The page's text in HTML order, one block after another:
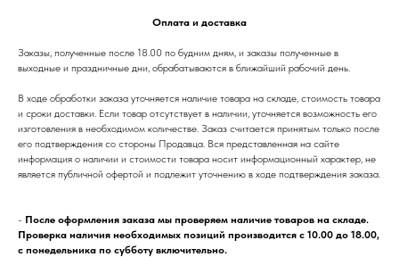
Оплата и доставка
Заказы, полученные после 18.00 по будним дням, и заказы полученные в
выходные и праздничные дни, обрабатываются в ближайший рабочий день.
В ходе обработки заказа уточняется наличие товара на складе, стоимость товара
и сроки доставки. Если товар отсутствует в наличии, уточняется возможность его
изготовления в необходимом количестве. Заказ считается принятым только после
его подтверждения со стороны Продавца. Вся представленная на сайте
информация о наличии и стоимости товара носит информационный характер, не
является публичной офертой и подлежит уточнению в ходе подтверждения заказа.
- После оформления заказа мы проверяем наличие товаров на складе.
Проверка наличия необходимых позиций производится с 10.00 до 18.00,
с понедельника по субботу включительно.